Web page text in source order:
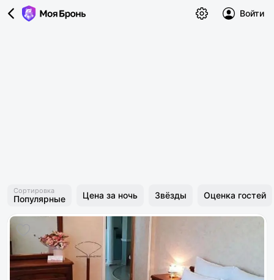
Войти
Сортировка
Популярные Цена за ночь Звёзды Оценка гостей